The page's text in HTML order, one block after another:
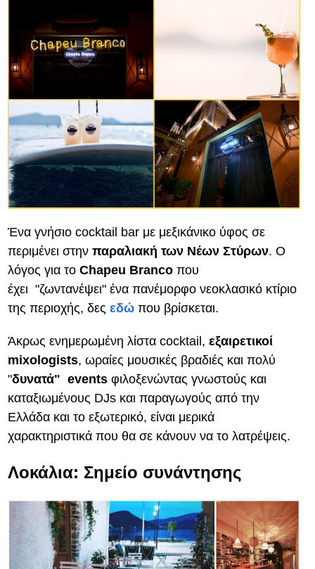
Ένα γνήσιο cocktail bar με μεξικάνικο ύφος σε
περιμένει στηνπαραλιακή των Νέων Στύρων. Ο
λόγος για τοChapeu Brancoπου
έχει "ζωντανέψει" ένα πανέμορφο νεοκλασικό κτίριο
της περιοχής, δες εδώ που βρίσκεται.
Άκρως ενημερωμένη λίστα cocktail,εξαιρετικοί
mixologists, ωραίες μουσικές βραδιές και πολύ
"δυνατά" eventsφιλοξενώντας γνωστούς και
καταξιωμένους DJs και παραγωγούς από την
Ελλάδα και το εξωτερικό, είναι μερικά
χαρακτηριστικά που θα σε κάνουν να το λατρέψεις.
Λοκάλια: Σημείο συνάντησης